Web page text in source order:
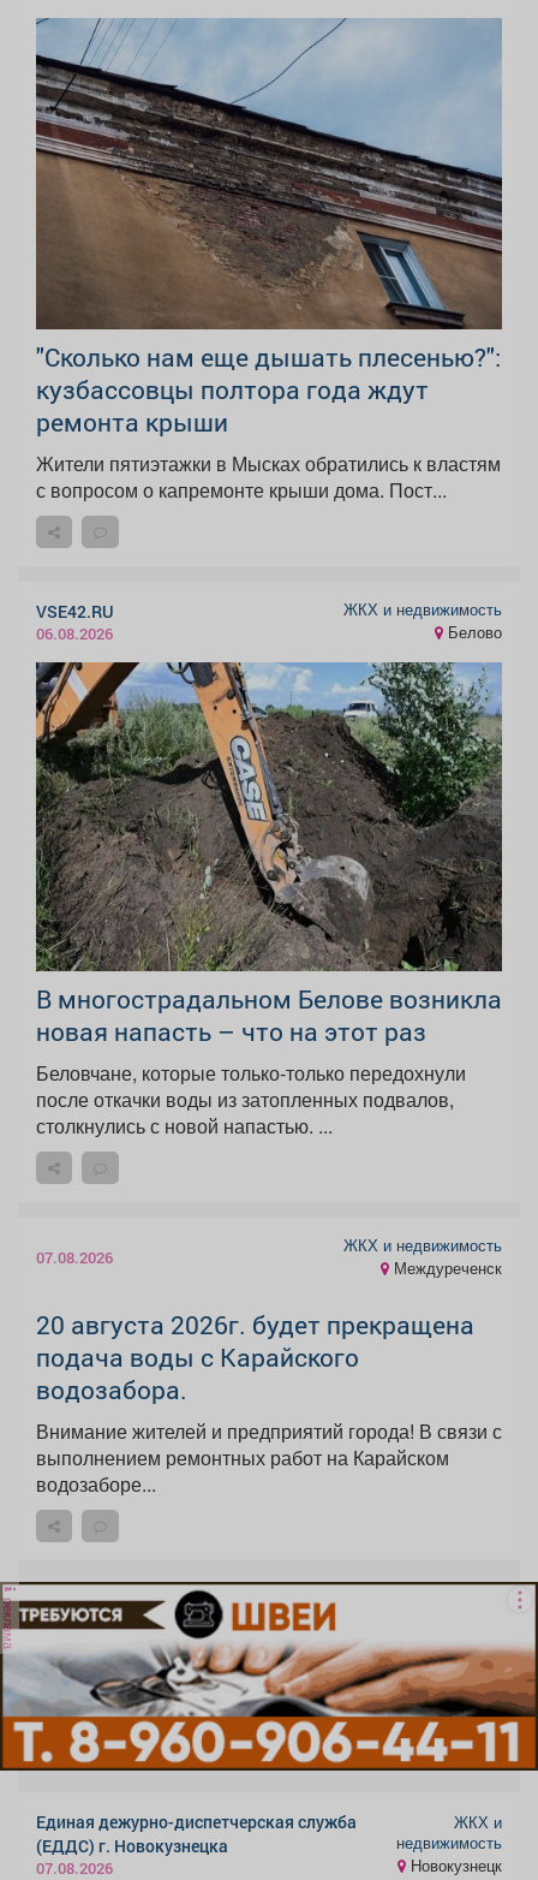
"Сколько нам еще дышать плесенью?":
кузбассовцы полтора года ждут
ремонта крыши
Жители пятиэтажки в Мысках обратились к властям
с вопросом о капремонте крыши дома. Пост...
VSE42.RU
06.08.2026
ЖКХ и недвижимость
Белово
В многострадальном Белове возникла
новая напасть – что на этот раз
Беловчане, которые только-только передохнули
после откачки воды из затопленных подвалов,
столкнулись с новой напастью. ...
07.08.2026
ЖКХ и недвижимость
Междуреченск
20 августа 2026г. будет прекращена
подача воды с Карайского
водозабора.
Внимание жителей и предприятий города! В связи с
выполнением ремонтных работ на Карайском
водозаборе...
реклама
Единая дежурно-диспетчерская служба
(ЕДДС) г. Новокузнецка
07.08.2026
ЖКХ и
недвижимость
Новокузнецк